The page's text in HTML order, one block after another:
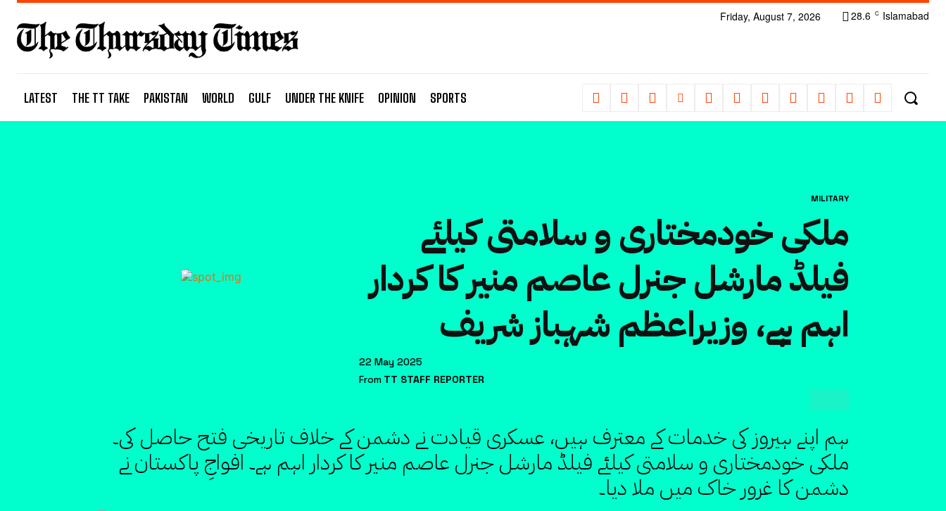
28.6 C Islamabad
Friday, August 7, 2026
LATEST THE TT TAKE PAKISTAN WORLD GULF UNDER THE KNIFE OPINION SPORTS
MILITARY
ملکی خودمختاری و سلامتی کیلئے
فیلڈ مارشل جنرل عاصم منیر کا کردار
اہم ہے، وزیراعظم شہباز شریف
22 May 2025
From TT STAFF REPORTER
ہم اپنے ہیروز کی خدمات کے معترف ہیں، عسکری قیادت نے دشمن کے خلاف تاریخی فتح حاصل کی۔
ملکی خودمختاری و سلامتی کیلئے فیلڈ مارشل جنرل عاصم منیر کا کردار اہم ہے۔ افواجِ پاکستان نے
دشمن کا غرور خاک میں ملا دیا۔